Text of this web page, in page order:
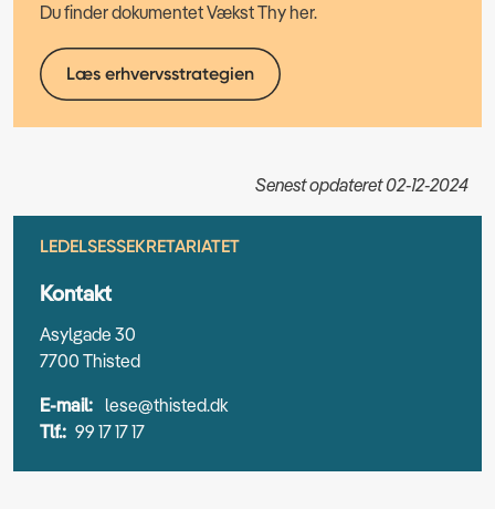
Du finder dokumentet Vækst Thy her.
Læs erhvervsstrategien
Senest opdateret 02-12-2024
LEDELSESSEKRETARIATET
Kontakt
Asylgade 30
7700 Thisted
E-mail: lese@thisted.dk
Tlf.: 99 17 17 17